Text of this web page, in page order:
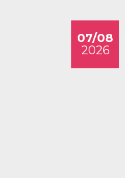
07/08
2026